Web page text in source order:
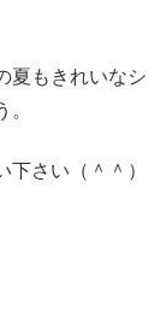
夏もきれいなシ
さい（＾＾）